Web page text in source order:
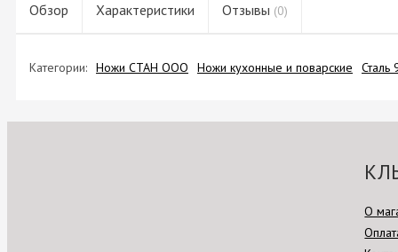
Обзор Характеристики Отзывы (0)
Категории: Ножи СТАН ООО Ножи кухонные и поварские Сталь
О